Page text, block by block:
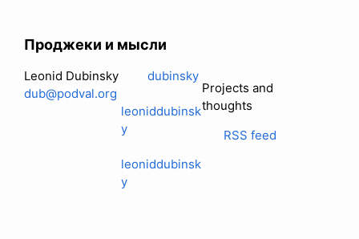
Проджеки и мысли
Leonid Dubinsky
dub@podval.org
dubinsky
leoniddubinsk
y
leoniddubinsk
y
Projects and
thoughts
RSS feed